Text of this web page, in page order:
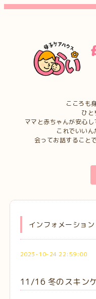
こころも
ひと
ママと赤ちゃんが安心し
これでいいん
会ってお話すること
インフォメーション
2023-10-24 22:59:00
11/16 冬のスキン